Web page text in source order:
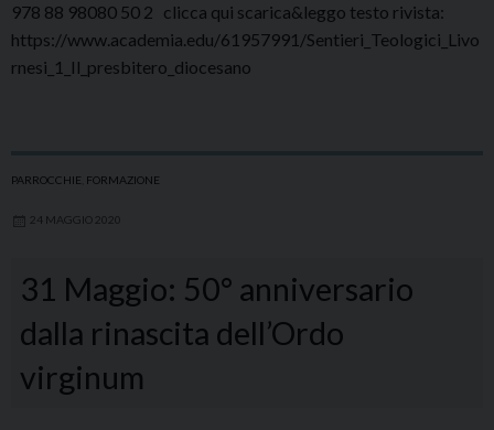
978 88 98080 50 2 clicca qui scarica&leggo testo rivista:
https://www.academia.edu/61957991/Sentieri_Teologici_Livo
rnesi_1_Il_presbitero_diocesano
PARROCCHIE FORMAZIONE
24 MAGGIO 2020
31 Maggio: 50° anniversario
dalla rinascita dell’Ordo
virginum